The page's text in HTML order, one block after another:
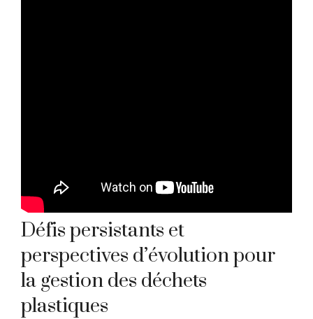
Défis persistants et
perspectives d’évolution pour
la gestion des déchets
plastiques